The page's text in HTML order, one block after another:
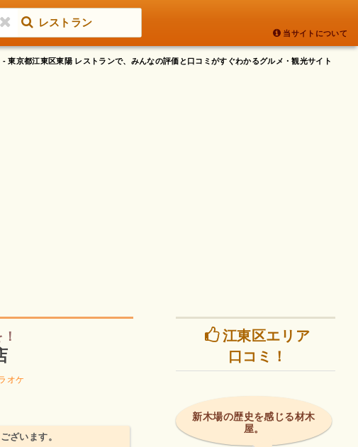
レストラン
当サイトについて
- 東京都江東区東陽 レストランで、みんなの評価と口コミがすぐわかるグルメ・観光サイト
オケ
ざいます。
江東区エリア
口コミ！
新木場の歴史を感じる材木
屋。